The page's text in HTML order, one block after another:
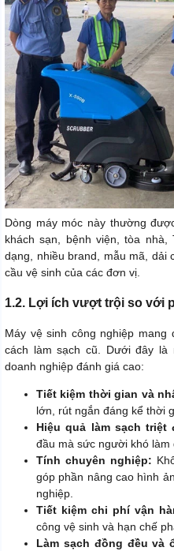
Dòng máy móc này thường
khách sạn, bệnh viện, tòa
dạng, nhiều brand, mẫu mã, dải
cầu vệ sinh của các đơn vị.
1.2. Lợi ích vượt trội so với
Máy vệ sinh công nghiệp
cách làm sạch cũ. Dưới đây
doanh nghiệp đánh giá cao:
Tiết kiệm thời gian và
lớn, rút ngắn đáng kể thời
Hiệu quả làm sạch triệt
đầu mà sức người khó làm
Tính chuyên nghiệp:
góp phần nâng cao hình
nghiệp.
Tiết kiệm chi phí vận
công vệ sinh và hạn chế
Làm sạch đồng đều và